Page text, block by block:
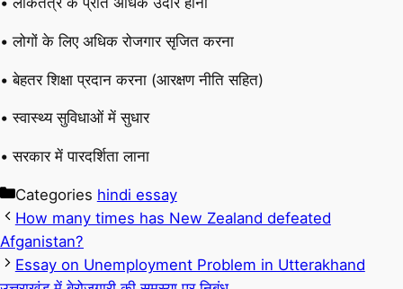
• लोगों के लिए अधिक रोजगार सृजित करना
• बेहतर शिक्षा प्रदान करना (आरक्षण नीति सहित)
• स्वास्थ्य सुविधाओं में सुधार
• सरकार में पारदर्शिता लाना
Categories hindi essay
How many times has New Zealand defeated
Afganistan?
Essay on Unemployment Problem in Utterakhand